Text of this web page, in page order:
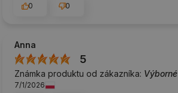
0
0
Anna
5
Známka produktu od zákazníka: Výborné
7/1/2026